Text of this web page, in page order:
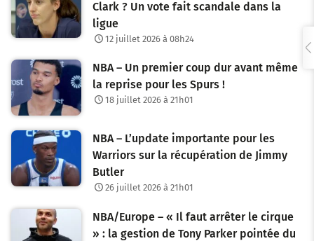
o
d
e
s
r
Clark ? Un vote fait scandale dans la
ligue
12 juillet 2026 à 08h24
NBA – Un premier coup dur avant même
la reprise pour les Spurs !
18 juillet 2026 à 21h01
NBA – L’update importante pour les
Warriors sur la récupération de Jimmy
Butler
26 juillet 2026 à 21h01
NBA/Europe – « Il faut arrêter le cirque
» : la gestion de Tony Parker pointée du